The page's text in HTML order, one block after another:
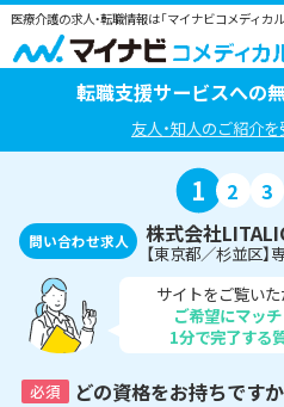
医療介護の求人・転職情報は「マイナビコメディカル
転職支援サービスへの
友人・知人のご紹介
1 2 3
問い合わせ求人 株式会社
サイトをご覧い
ご希望にマッ
1分で完了する
必須 どの資格をお持ちですか